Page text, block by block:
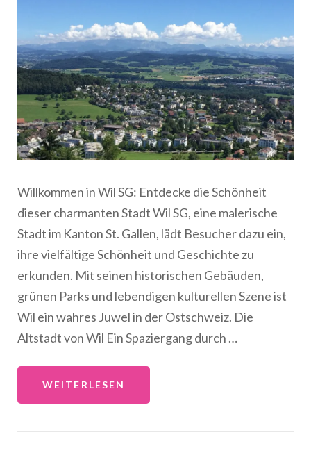
Willkommen in Wil SG: Entdecke die Schönheit
dieser charmanten Stadt Wil SG, eine malerische
Stadt im Kanton St. Gallen, lädt Besucher dazu ein,
ihre vielfältige Schönheit und Geschichte zu
erkunden. Mit seinen historischen Gebäuden,
grünen Parks und lebendigen kulturellen Szene ist
Wil ein wahres Juwel in der Ostschweiz. Die
Altstadt von Wil Ein Spaziergang durch …
WEITERLESEN